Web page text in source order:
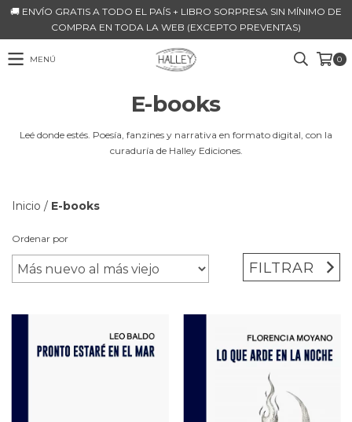
🚚 ENVÍO GRATIS A TODO EL PAÍS + LIBRO SORPRESA SIN MÍNIMO DE
COMPRA EN TODA LA WEB (EXCEPTO PREVENTAS)
MENÚ 0
E-books
Leé donde estés. Poesía, fanzines y narrativa en formato digital, con la
curaduría de Halley Ediciones.
Inicio / E-books
Ordenar por
FILTRAR